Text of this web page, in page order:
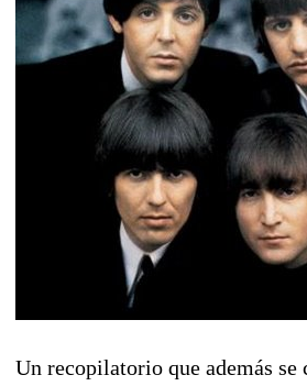
Un recopilatorio que además se